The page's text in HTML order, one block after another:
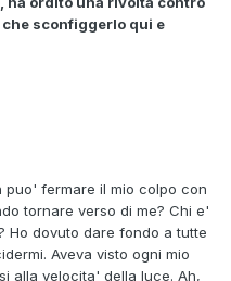
sconfiggerlo qui e
puo' fermare il mio colpo con
tornare verso di me? Chi e'
Ho dovuto dare fondo a tutte
Aveva visto ogni mio
alla velocita' della luce. Ah,